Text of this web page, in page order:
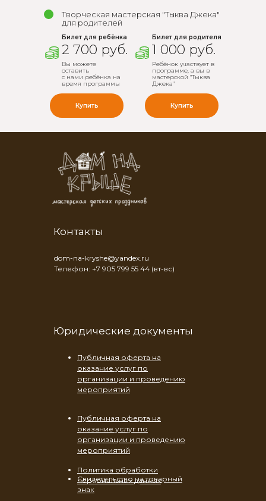
2 700 руб. 1 000 руб.
Билет для ребёнка Билет для родителя
Вы можете
оставить
с нами ребёнка на
время программы
Ребёнок участвует в
программе, а вы в
мастерской "Тыква
Джека"
Творческая мастерская "Тыква Джека"
для родителей
Купить Купить
dom-na-kryshe@yandex.ru
Телефон: +7 905 799 55 44 (вт-вс)
Юридические документы
Контакты
Политика обработки
персональных данных
Публичная оферта на
оказание услуг по
организации и проведению
мероприятий
Публичная оферта на
оказание услуг по
организации и проведению
мероприятий
Свидетельство на товарный
знак